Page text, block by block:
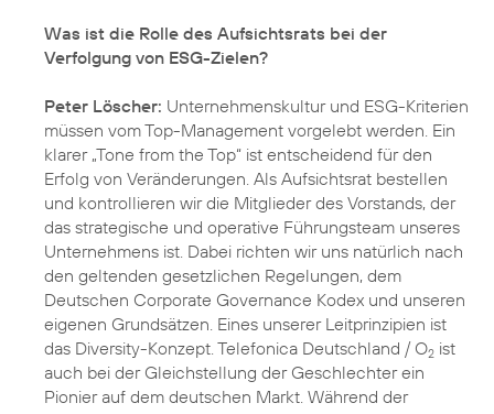
Was ist die Rolle des Aufsichtsrats bei der
Verfolgung von ESG-Zielen?
Peter Löscher: Unternehmenskultur und ESG-Kriterien
müssen vom Top-Management vorgelebt werden. Ein
klarer „Tone from the Top“ ist entscheidend für den
Erfolg von Veränderungen. Als Aufsichtsrat bestellen
und kontrollieren wir die Mitglieder des Vorstands, der
das strategische und operative Führungsteam unseres
Unternehmens ist. Dabei richten wir uns natürlich nach
den geltenden gesetzlichen Regelungen, dem
Deutschen Corporate Governance Kodex und unseren
eigenen Grundsätzen. Eines unserer Leitprinzipien ist
das Diversity-Konzept. Telefonica Deutschland / O2 ist
auch bei der Gleichstellung der Geschlechter ein
Pionier auf dem deutschen Markt. Während der